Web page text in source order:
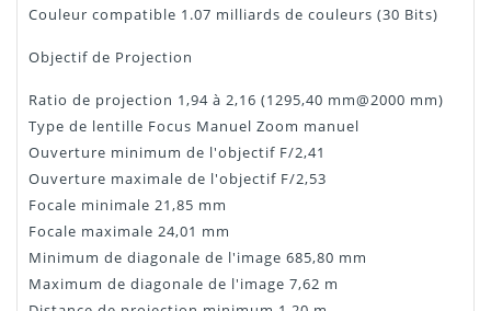
Couleur compatible 1.07 milliards de couleurs (30 Bits)
Objectif de Projection
Ratio de projection 1,94 à 2,16 (1295,40 mm@2000 mm)
Type de lentille Focus Manuel Zoom manuel
Ouverture minimum de l'objectif F/2,41
Ouverture maximale de l'objectif F/2,53
Focale minimale 21,85 mm
Focale maximale 24,01 mm
Minimum de diagonale de l'image 685,80 mm
Maximum de diagonale de l'image 7,62 m